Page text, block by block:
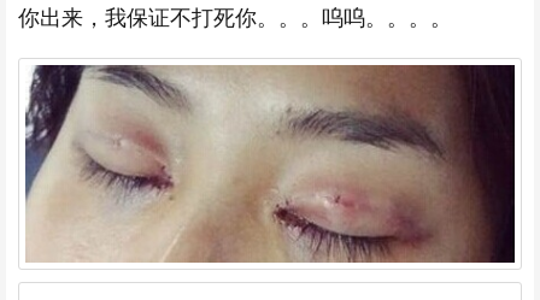
你出来，我保证不打死你。。。呜呜。。。。